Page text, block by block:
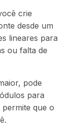
crie
desde um
lineares para
ou falta de
pode
para
que o